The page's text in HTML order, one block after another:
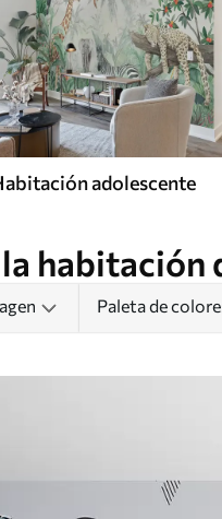
adolescente
habitación
Paleta de